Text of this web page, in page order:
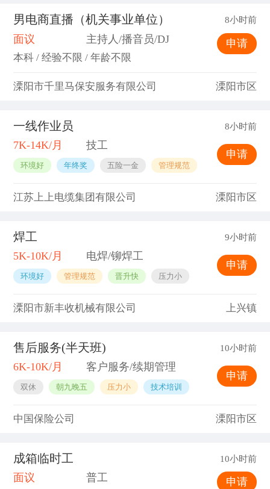
男电商直播（机关事业单位） 8小时前
面议 主持人/播音员/DJ
本科 / 经验不限 / 年龄不限
申请
溧阳市千里马保安服务有限公司 溧阳市区
一线作业员 8小时前
7K-14K/月 技工
环境好 年终奖 五险一金 管理规范
申请
江苏上上电缆集团有限公司 溧阳市区
焊工 9小时前
5K-10K/月 电焊/铆焊工
环境好 管理规范 晋升快 压力小
申请
溧阳市新丰收机械有限公司 上兴镇
售后服务(半天班) 10小时前
6K-10K/月 客户服务/续期管理
双休 朝九晚五 压力小 技术培训
申请
中国保险公司 溧阳市区
成箱临时工 10小时前
面议 普工 申请